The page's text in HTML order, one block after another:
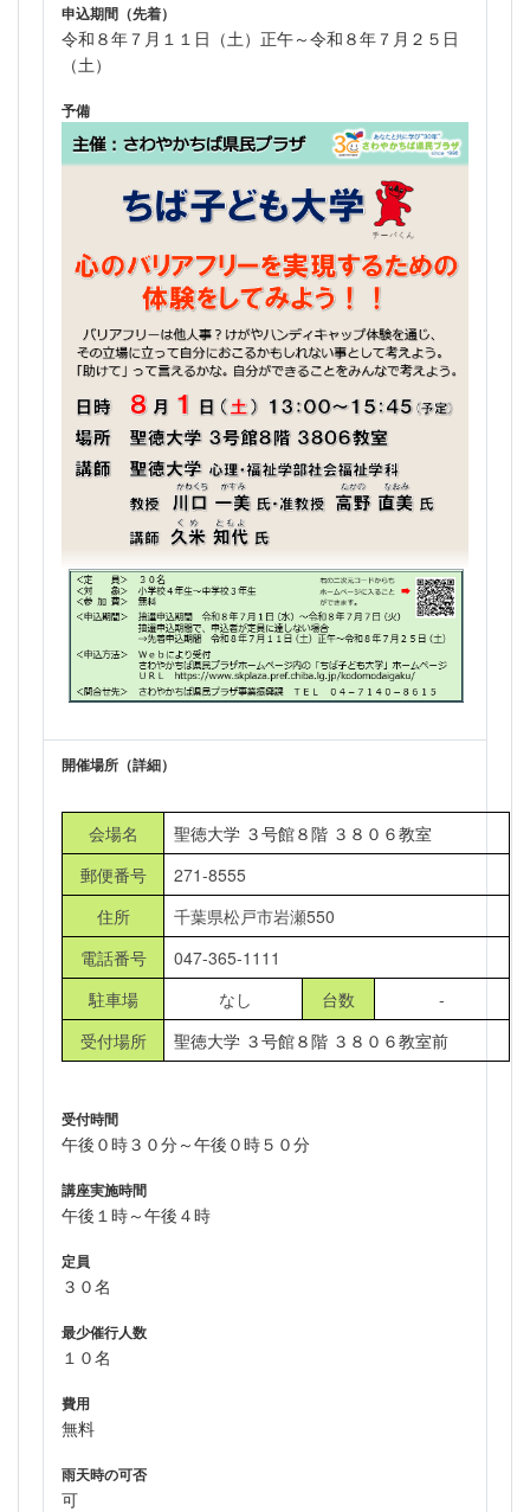
申込期間（先着）
令和８年７月１１日（土）正午～令和８年７月２５日
（土）
予備
開催場所（詳細）
会場名
聖徳大学 ３号館８階 ３８０６教室
郵便番号
271-8555
住所
千葉県松戸市岩瀬550
電話番号
047-365-1111
駐車場
なし 台数
-
受付場所
聖徳大学 ３号館８階 ３８０６教室前
受付時間
午後０時３０分～午後０時５０分
講座実施時間
午後１時～午後４時
定員
３０名
最少催行人数
１０名
費用
無料
雨天時の可否
可